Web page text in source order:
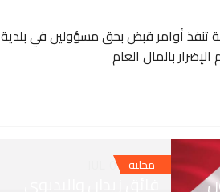
تنفذ أوامر قبض بحق مسؤولين في بلدية
الإضرار بالمال العام
محليه
JUL 01, 2026
فائق زيدان والبديوي